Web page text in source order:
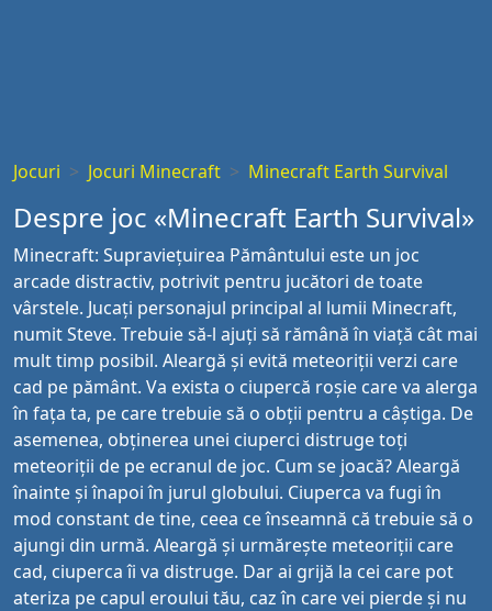
Jocuri Jocuri Minecraft Minecraft Earth Survival
Despre joc «Minecraft Earth Survival»
Minecraft: Supraviețuirea Pământului este un joc
arcade distractiv, potrivit pentru jucători de toate
vârstele. Jucați personajul principal al lumii Minecraft,
numit Steve. Trebuie să-l ajuți să rămână în viață cât mai
mult timp posibil. Aleargă și evită meteoriții verzi care
cad pe pământ. Va exista o ciupercă roșie care va alerga
în fața ta, pe care trebuie să o obții pentru a câștiga. De
asemenea, obținerea unei ciuperci distruge toți
meteoriții de pe ecranul de joc. Cum se joacă? Aleargă
înainte și înapoi în jurul globului. Ciuperca va fugi în
mod constant de tine, ceea ce înseamnă că trebuie să o
ajungi din urmă. Aleargă și urmărește meteoriții care
cad, ciuperca îi va distruge. Dar ai grijă la cei care pot
ateriza pe capul eroului tău, caz în care vei pierde și nu